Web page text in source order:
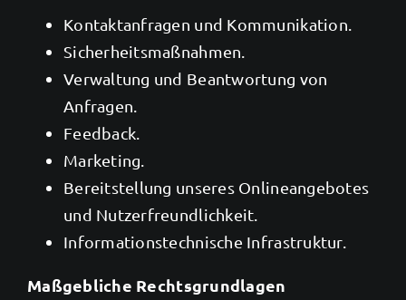
Kontaktanfragen und Kommunikation.
Sicherheitsmaßnahmen.
Verwaltung und Beantwortung von
Anfragen.
Feedback.
Marketing.
Bereitstellung unseres Onlineangebotes
und Nutzerfreundlichkeit.
Informationstechnische Infrastruktur.
Maßgebliche Rechtsgrundlagen